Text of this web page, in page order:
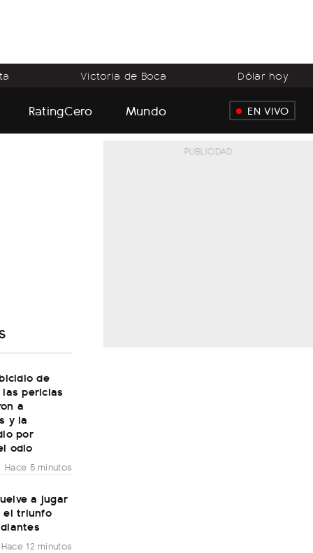
Victoria de Boca Dólar hoy
RatingCero Mundo EN VIVO
de
las pericias
a
y la
por
odio
Hace 5 minutos
a jugar
el triunfo
Hace 12 minutos